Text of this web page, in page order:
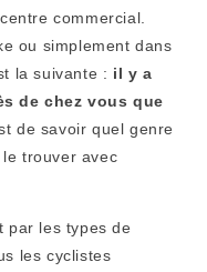
commercial.
ou simplement dans
la suivante : il y a
de chez vous que
de savoir quel genre
trouver avec
par les types de
les cyclistes